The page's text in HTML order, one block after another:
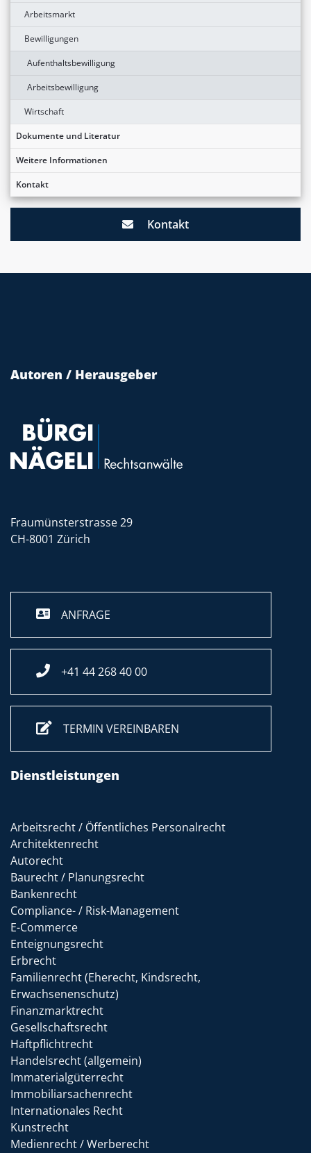
Arbeitsmarkt
Bewilligungen
Aufenthaltsbewilligung
Arbeitsbewilligung
Wirtschaft
Dokumente und Literatur
Weitere Informationen
Kontakt
Kontakt
Autoren / Herausgeber
Fraumünsterstrasse 29
CH-8001 Zürich
ANFRAGE
+41 44 268 40 00
TERMIN VEREINBAREN
Dienstleistungen
Arbeitsrecht / Öffentliches Personalrecht
Architektenrecht
Autorecht
Baurecht / Planungsrecht
Bankenrecht
Compliance- / Risk-Management
E-Commerce
Enteignungsrecht
Erbrecht
Familienrecht (Eherecht, Kindsrecht,
Erwachsenenschutz)
Finanzmarktrecht
Gesellschaftsrecht
Haftpflichtrecht
Handelsrecht (allgemein)
Immaterialgüterrecht
Immobiliarsachenrecht
Internationales Recht
Kunstrecht
Medienrecht / Werberecht